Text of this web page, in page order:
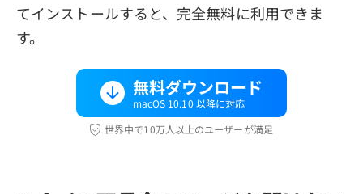
てインストールすると、完全無料に利用できま
す。
無料ダウンロード
macOS 10.10 以降に対応
世界中で10万人以上のユーザーが満足